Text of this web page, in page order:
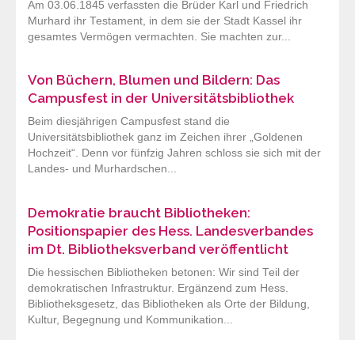
Am 03.06.1845 verfassten die Brüder Karl und Friedrich
Murhard ihr Testament, in dem sie der Stadt Kassel ihr
gesamtes Vermögen vermachten. Sie machten zur...
Von Büchern, Blumen und Bildern: Das
Campusfest in der Universitätsbibliothek
Beim diesjährigen Campusfest stand die
Universitätsbibliothek ganz im Zeichen ihrer „Goldenen
Hochzeit“. Denn vor fünfzig Jahren schloss sie sich mit der
Landes- und Murhardschen...
Demokratie braucht Bibliotheken:
Positionspapier des Hess. Landesverbandes
im Dt. Bibliotheksverband veröffentlicht
Die hessischen Bibliotheken betonen: Wir sind Teil der
demokratischen Infrastruktur. Ergänzend zum Hess.
Bibliotheksgesetz, das Bibliotheken als Orte der Bildung,
Kultur, Begegnung und Kommunikation...